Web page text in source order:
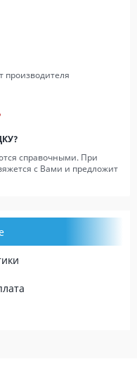
производителя
справочными. При
с Вами и предложит